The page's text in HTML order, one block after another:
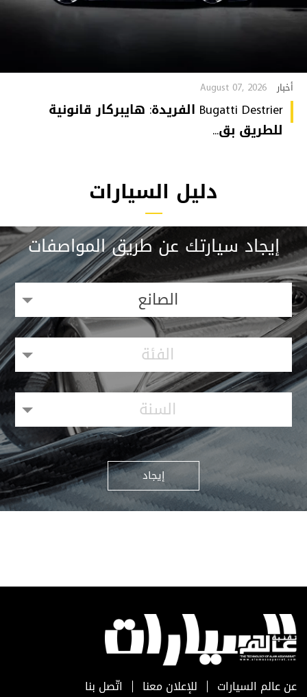
أخبار August 07, 2026
Bugatti Destrier الفريدة: هايبركار قانونية
للطريق بق...
دليل السيارات
إيجاد سيارتك عن طريق المواصفات
الصانع
الفئة
السنة
إيجاد
عن عالم السيارات للإعلان معنا اتّصل بنا